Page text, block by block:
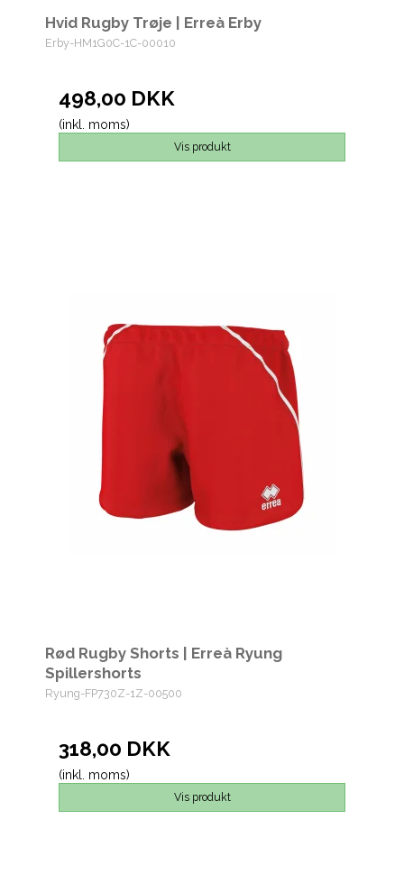
Hvid Rugby Trøje | Erreà Erby
Erby-HM1G0C-1C-00010
498,00 DKK
(inkl. moms)
Vis produkt
Rød Rugby Shorts | Erreà Ryung
Spillershorts
Ryung-FP730Z-1Z-00500
318,00 DKK
(inkl. moms)
Vis produkt